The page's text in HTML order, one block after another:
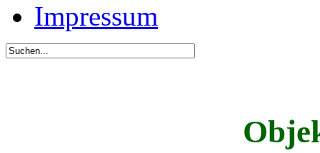
Impressum